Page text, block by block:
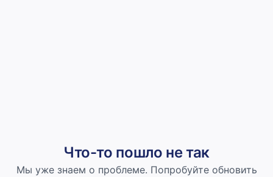
Что-то пошло не так
Мы уже знаем о проблеме. Попробуйте обновить